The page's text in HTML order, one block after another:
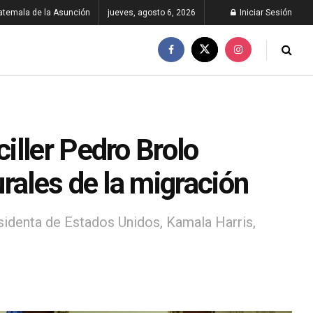
de la Asunción jueves, agosto 6, 2026 Iniciar Sesión
Pedro Brolo
de la migración
de Estados Unidos, Kamala Harris,